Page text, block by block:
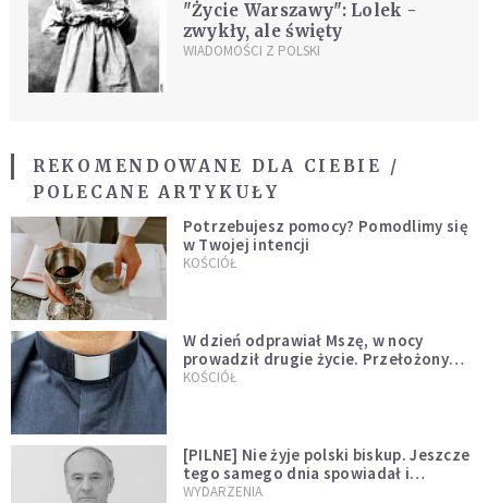
"Życie Warszawy": Lolek -
zwykły, ale święty
WIADOMOŚCI Z POLSKI
REKOMENDOWANE DLA CIEBIE /
POLECANE ARTYKUŁY
Potrzebujesz pomocy? Pomodlimy się
w Twojej intencji
KOŚCIÓŁ
W dzień odprawiał Mszę, w nocy
prowadził drugie życie. Przełożony
kazał mu opuścić zakon
KOŚCIÓŁ
[PILNE] Nie żyje polski biskup. Jeszcze
tego samego dnia spowiadał i
sprawował Mszę świętą
WYDARZENIA